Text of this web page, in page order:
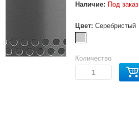
Наличие: Под заказ
Цвет: Серебристый
Количество